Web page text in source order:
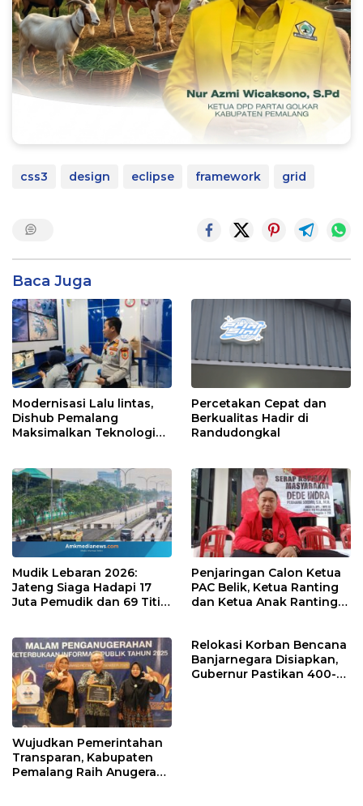
css3 design eclipse framework grid
Baca Juga
Modernisasi Lalu lintas,
Dishub Pemalang
Maksimalkan Teknologi
Percetakan Cepat dan
Berkualitas Hadir di
Randudongkal
Mudik Lebaran 2026:
Jateng Siaga Hadapi 17
Juta Pemudik dan 69 Titik
Penjaringan Calon Ketua
PAC Belik, Ketua Ranting
dan Ketua Anak Ranting
Wujudkan Pemerintahan
Transparan, Kabupaten
Pemalang Raih Anugerah
Relokasi Korban Bencana
Banjarnegara Disiapkan,
Gubernur Pastikan 400-